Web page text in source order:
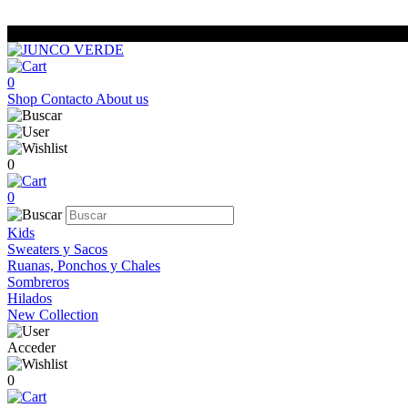
0
Shop Contacto About us
0
0
Kids
Sweaters y Sacos
Ruanas, Ponchos y Chales
Sombreros
Hilados
New Collection
Acceder
0